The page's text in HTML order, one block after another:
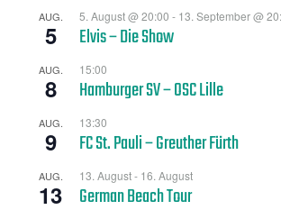
AUG.
5
5. August @ 20:00 - 13. September @
Elvis – Die Show
AUG.
8
15:00
Hamburger SV – OSC Lille
AUG.
9
13:30
FC St. Pauli – Greuther Fürth
AUG.
13
13. August- 16. August
German Beach Tour